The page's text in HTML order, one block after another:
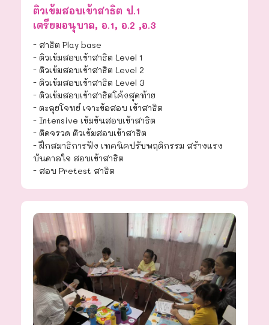
ติวเข้มสอบเข้าสาธิต ป.1
เตรียมอนุบาล, อ.1, อ.2 ,อ.3
- สาธิต Play base
- ติวเข้มสอบเข้าสาธิต Level 1
- ติวเข้มสอบเข้าสาธิต Level 2
- ติวเข้มสอบเข้าสาธิต Level 3
- ติวเข้มสอบเข้าสาธิตโค้งสุดท้าย
- ตะลุยโจทย์ เจาะข้อสอบ เข้าสาธิต
- Intensive เข้มข้นสอบเข้าสาธิต
- ติดจรวด ติวเข้มสอบเข้าสาธิต
- ฝึกสมาธิการฟัง เทคนิคปรับพฤติกรรม สร้างแรง
บันดาลใจ สอบเข้าสาธิต
- สอบ Pretest สาธิต